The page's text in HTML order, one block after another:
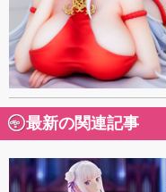
最新の関連記事